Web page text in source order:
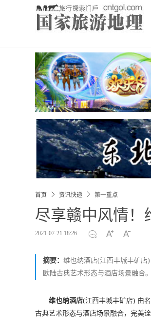
首页 资讯快递 第一重点
尽享赣中风情！
2021-07-21 18:26
摘要： 维也纳酒店(江西丰城丰矿店
欧陆古典艺术形态与酒店场景融合。
维也纳酒店(江西丰城丰矿店) 由
古典艺术形态与酒店场景融合，完美